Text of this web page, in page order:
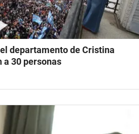
departamento de Cristina
a 30 personas